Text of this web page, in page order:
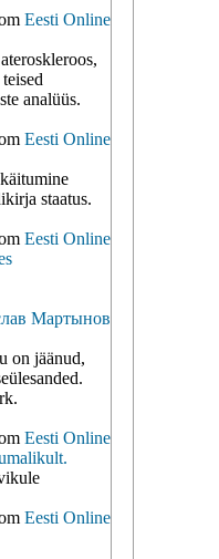
Eesti Online
analüüs.
Eesti Online
staatus.
Eesti Online
Мартынов
on jäänud,
Eesti Online
Eesti Online